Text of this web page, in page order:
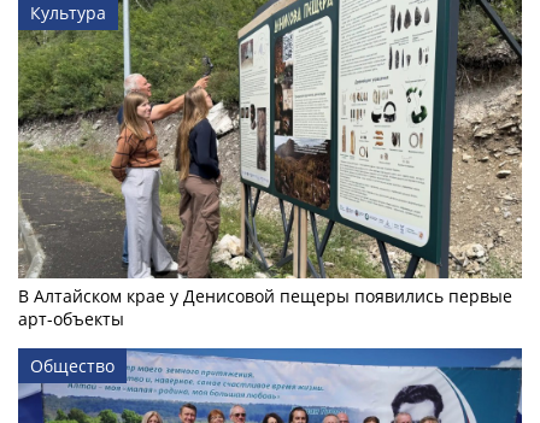
Культура
В Алтайском крае у Денисовой пещеры появились первые
арт-объекты
Общество